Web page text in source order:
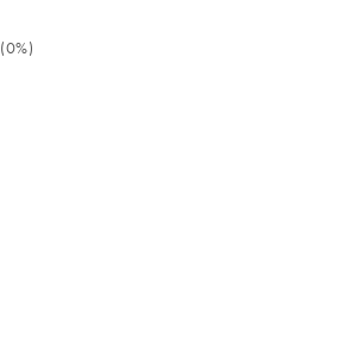
sur 30 jours 47,99 € (0%). Avant 79,99
(0%)